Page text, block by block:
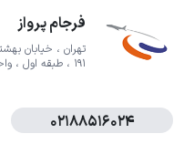
فرجام پرواز
تهران ، خیابان
191 ، طبقه اول ، واحد 4
02188516024